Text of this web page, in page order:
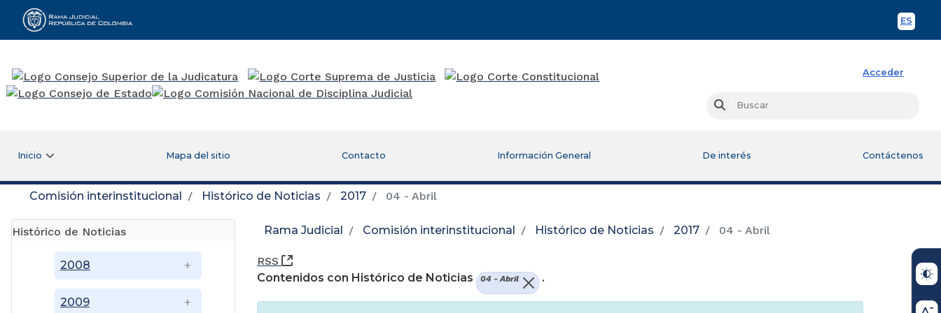
ES
Rama Judicial
Acceder
Buscar
Inicio Mapa del sitio Contacto Información General De interés Contáctenos
Comisión interinstitucional Histórico de Noticias 2017 04 - Abril
Histórico de Noticias
2008
2009
Rama Judicial Comisión interinstitucional Histórico de Noticias 2017 04 - Abril
RSS
(Abre una nueva ventana)
Contenidos con Histórico de Noticias
04 - Abril .